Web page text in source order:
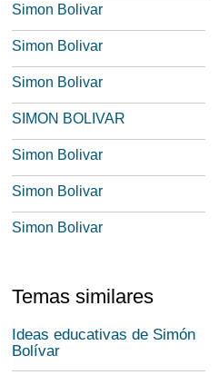
Simon Bolivar
Simon Bolivar
Simon Bolivar
SIMON BOLIVAR
Simon Bolivar
Simon Bolivar
Simon Bolivar
Temas similares
Ideas educativas de Simón
Bolívar